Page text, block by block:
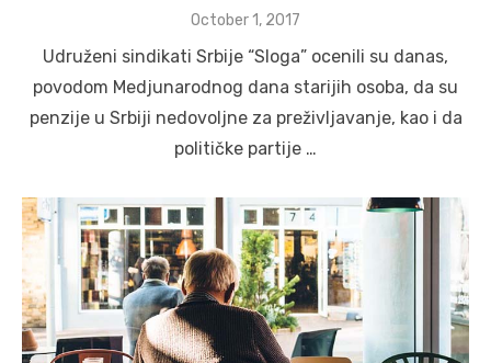
Posted
October 1, 2017
Udruženi sindikati Srbije “Sloga” ocenili su danas,
povodom Medjunarodnog dana starijih osoba, da su
penzije u Srbiji nedovoljne za preživljavanje, kao i da
političke partije …